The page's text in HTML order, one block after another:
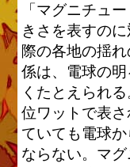
「マグニチュ
きさを表すの
際の各地の揺
係は、電球の
くたとえられ
位ワットで表
ていても電球
ならない。マ